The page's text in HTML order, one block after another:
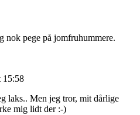
nok pege på jomfruhummere.
15:58
laks.. Men jeg tror, mit dårlige
mig lidt der :-)